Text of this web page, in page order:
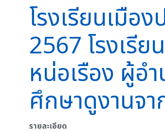
โรงเรียนเมื
2567 โรงเรี
หน่อเรือง ผู้อ
ศึกษาดูงานจา
รายละเอียด